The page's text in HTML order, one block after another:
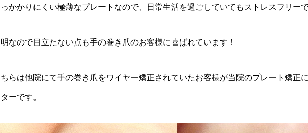
かかりにくい極薄なプレートなので、日常生活を過ごしていてもストレスフリー
なので目立たない点も手の巻き爪のお客様に喜ばれています！
らは他院にて手の巻き爪をワイヤー矯正されていたお客様が当院のプレート矯正
ーです。